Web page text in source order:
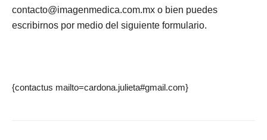
contacto@imagenmedica.com.mx o bien puedes
escribirnos por medio del siguiente formulario.
{contactus mailto=cardona.julieta#gmail.com}